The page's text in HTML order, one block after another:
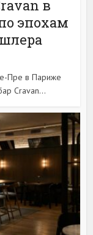
в
эпохам
Пре в Париже
Cravan...